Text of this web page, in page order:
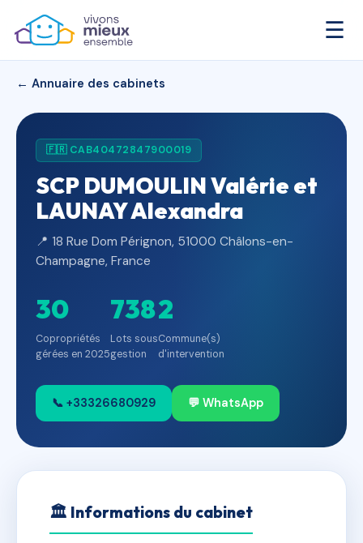
☰
← Annuaire des cabinets
🇫🇷 CAB40472847900019
SCP DUMOULIN Valérie et
LAUNAY Alexandra
📍 18 Rue Dom Pérignon, 51000 Châlons-en-
Champagne, France
30
Copropriétés
gérées en 2025
738
Lots sous
gestion
2
Commune(s)
d'intervention
📞 +33326680929 💬 WhatsApp
🏛 Informations du cabinet